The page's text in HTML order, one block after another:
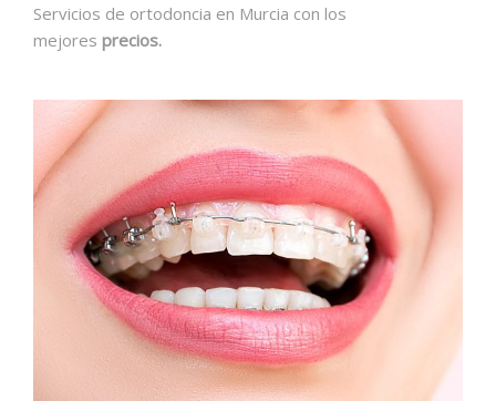
Servicios de ortodoncia en Murcia con los
mejores precios.